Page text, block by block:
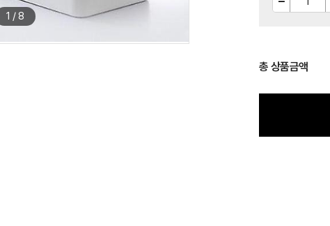
1 /8
총 상품금액